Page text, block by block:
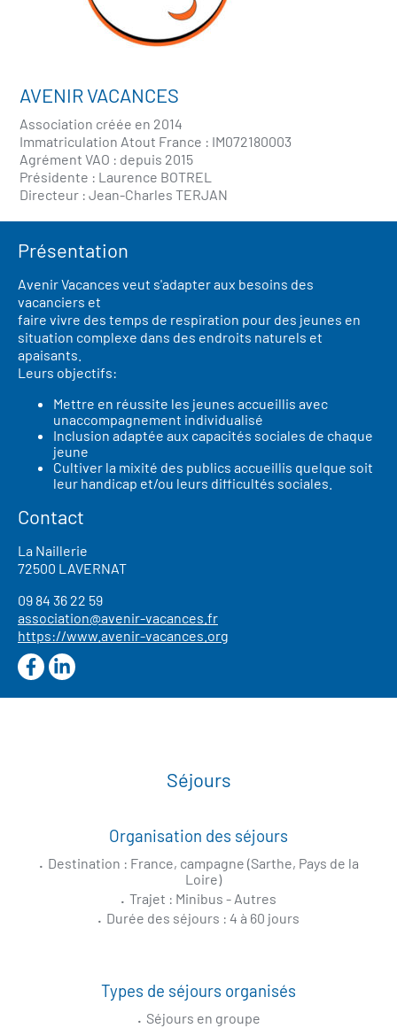
AVENIR VACANCES
Association créée en 2014
Immatriculation Atout France : IM072180003
Agrément VAO : depuis 2015
Présidente : Laurence BOTREL
Directeur : Jean-Charles TERJAN
Présentation
Avenir Vacances veut s'adapter aux besoins des
vacanciers et
faire vivre des temps de respiration pour des jeunes en
situation complexe dans des endroits naturels et
apaisants.
Leurs objectifs:
Mettre en réussite les jeunes accueillis avec
unaccompagnement individualisé
Inclusion adaptée aux capacités sociales de chaque
jeune
Cultiver la mixité des publics accueillis quelque soit
leur handicap et/ou leurs difficultés sociales.
Contact
La Naillerie
72500 LAVERNAT
09 84 36 22 59
association@avenir-vacances.fr
https://www.avenir-vacances.org
https://www.facebook.com/AvenirVacances
https://www.linkedin.com/company/association-
Séjours
Organisation des séjours
Destination : France, campagne (Sarthe, Pays de la
Loire)
Trajet : Minibus - Autres
Durée des séjours : 4 à 60 jours
Types de séjours organisés
Séjours en groupe